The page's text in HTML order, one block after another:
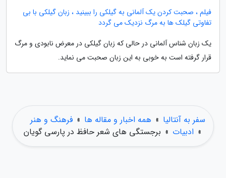
فیلم ، صحبت کردن یک آلمانی به گیلکی را ببینید ، زبان گیلکی با بی
تفاوتی گیلک ها به مرگ نزدیک می گردد
یک زبان شناس آلمانی در حالی که زبان گیلکی در معرض نابودی و مرگ
قرار گرفته است به خوبی به این زبان صحبت می نماید.
سفر به آنتالیا » همه اخبار و مقاله ها » فرهنگ و هنر
» ادبیات » برجستگی های شعر حافظ در پارسی گویان